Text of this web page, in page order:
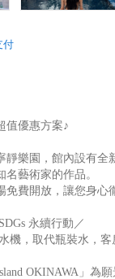
付
值優惠方案♪
靜樂園，館內設有全
名藝術家的作品。
免費開放，讓您身心
永續行動／
機，取代瓶裝水，
OKINAWA」為